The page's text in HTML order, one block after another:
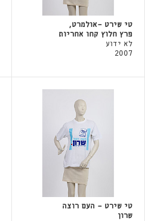
טי שירט -אולמרט,
פרץ חלוץ קחו אחריות
לא ידוע
2007
טי שירט - העם רוצה
שרון